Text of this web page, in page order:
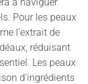
Pour les peaux
l’extrait de
réduisant
Les peaux
d’ingrédients